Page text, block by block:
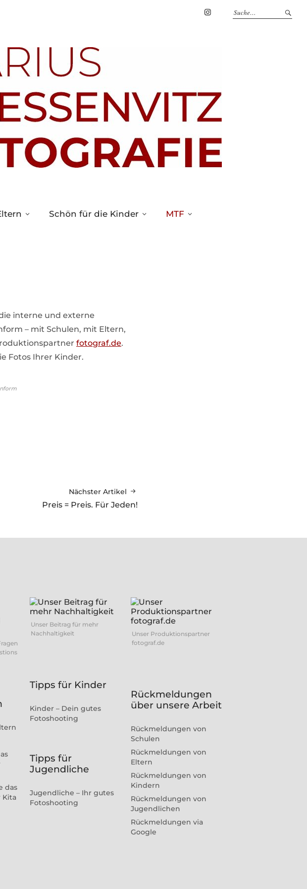
Schön für die Kinder MTF
interne und externe
– mit Schulen, mit Eltern,
fotograf.de.
Fotos Ihrer Kinder.
Nächster Artikel
Preis = Preis. Für Jeden!
das
Kita
Unser Beitrag für mehr
Nachhaltigkeit
Tipps für Kinder
Kinder – Dein gutes
Fotoshooting
Tipps für
Jugendliche
Jugendliche – Ihr gutes
Fotoshooting
Unser Produktionspartner
fotograf.de
Rückmeldungen
über unsere Arbeit
Rückmeldungen von
Schulen
Rückmeldungen von
Eltern
Rückmeldungen von
Kindern
Rückmeldungen von
Jugendlichen
Rückmeldungen via
Google